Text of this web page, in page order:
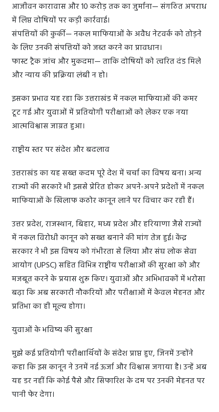
आजीवन कारावास और 10 करोड़ तक का जुर्माना— संगठित अपराध
में लिप्त दोषियों पर कड़ी कार्रवाई।
संपत्तियों की कुर्की— नकल माफियाओं के अवैध नेटवर्क को तोड़ने
के लिए उनकी संपत्तियों को जब्त करने का प्रावधान।
फास्ट ट्रैक जांच और मुकदमा— ताकि दोषियों को त्वरित दंड मिले
और न्याय की प्रक्रिया लंबी न हो।
इसका प्रभाव यह रहा कि उत्तराखंड में नकल माफियाओं की कमर
टूट गई और युवाओं में प्रतियोगी परीक्षाओं को लेकर एक नया
आत्मविश्वास जाग्रत हुआ।
राष्ट्रीय स्तर पर संदेश और बदलाव
उत्तराखंड का यह सख्त कदम पूरे देश में चर्चा का विषय बना। अन्य
राज्यों की सरकारें भी इससे प्रेरित होकर अपने-अपने प्रदेशों में नकल
माफियाओं के खिलाफ कठोर कानून लाने पर विचार कर रही हैं।
उत्तर प्रदेश, राजस्थान, बिहार, मध्य प्रदेश और हरियाणा जैसे राज्यों
में नकल विरोधी कानून को सख्त बनाने की मांग तेज हुई। केंद्र
सरकार ने भी इस विषय को गंभीरता से लिया और संघ लोक सेवा
आयोग (UPSC) सहित विभिन्न राष्ट्रीय परीक्षाओं की सुरक्षा को और
मजबूत करने के प्रयास शुरू किए। युवाओं और अभिभावकों में भरोसा
बढ़ा कि अब सरकारी नौकरियों और परीक्षाओं में केवल मेहनत और
प्रतिभा का ही मूल्य होगा।
युवाओं के भविष्य की सुरक्षा
मुझे कई प्रतियोगी परीक्षार्थियों के संदेश प्राप्त हुए, जिनमें उन्होंने
कहा कि इस कानून ने उनमें नई ऊर्जा और विश्वास जगाया है। उन्हें अब
यह डर नहीं कि कोई पैसे और सिफारिश के दम पर उनकी मेहनत पर
पानी फेर देगा।